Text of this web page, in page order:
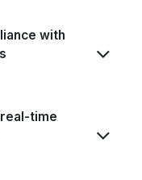
with
time